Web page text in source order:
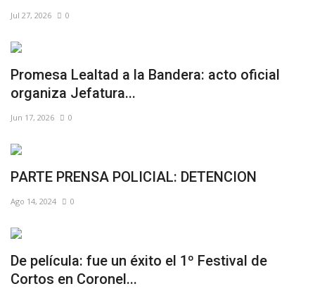
Jul 27, 2026 0
Promesa Lealtad a la Bandera: acto oficial
organiza Jefatura...
Jun 17, 2026 0
PARTE PRENSA POLICIAL: DETENCION
Ago 14, 2024 0
De película: fue un éxito el 1º Festival de
Cortos en Coronel...